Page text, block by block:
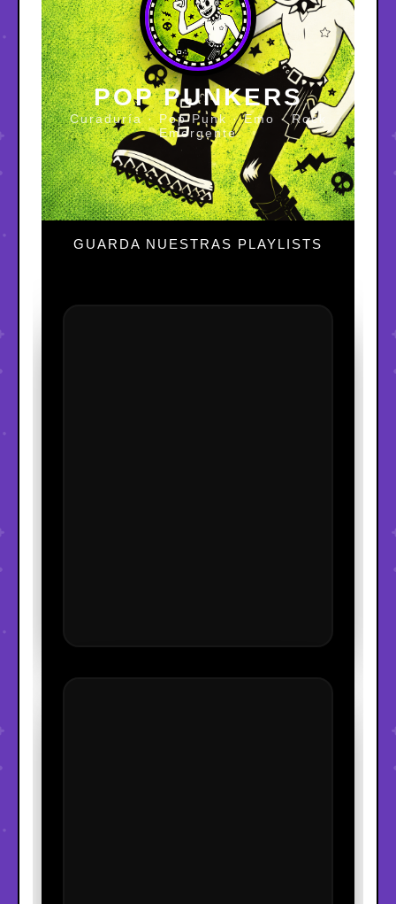
POP PUNKERS
Curaduría · Pop Punk · Emo · Rock
Emergente
GUARDA NUESTRAS PLAYLISTS